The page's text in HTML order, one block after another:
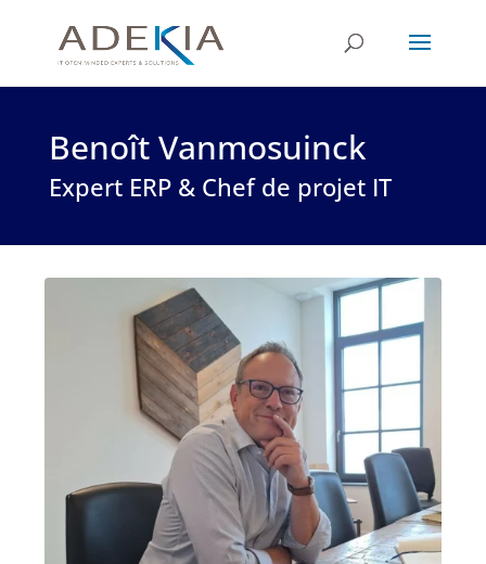
Benoît Vanmosuinck
Expert ERP & Chef de projet IT